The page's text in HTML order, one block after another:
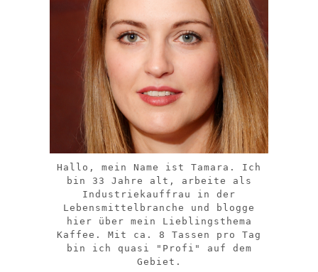
Hallo, mein Name ist Tamara. Ich
bin 33 Jahre alt, arbeite als
Industriekauffrau in der
Lebensmittelbranche und blogge
hier über mein Lieblingsthema
Kaffee. Mit ca. 8 Tassen pro Tag
bin ich quasi "Profi" auf dem
Gebiet.